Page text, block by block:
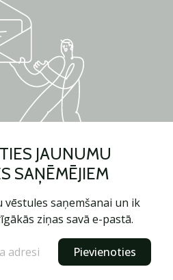
JAUNUMU
SAŅĒMĒJIEM
vēstules saņemšanai un ik
ziņas savā e-pastā.
Pievienoties